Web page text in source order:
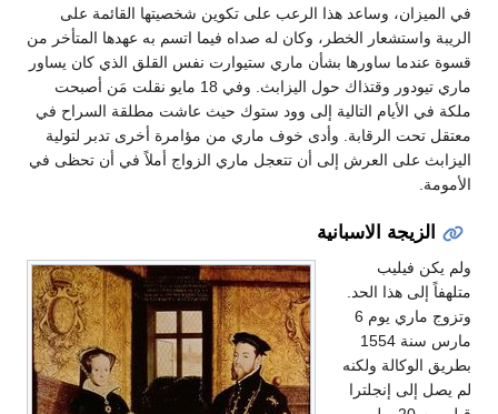
في الميزان، وساعد هذا الرعب على تكوين شخصيتها القائمة على
الريبة واستشعار الخطر، وكان له صداه فيما اتسم به عهدها المتأخر من
قسوة عندما ساورها بشأن ماري ستيوارت نفس القلق الذي كان يساور
ماري تيودور وقتذاك حول اليزابث. وفي 18 مايو نقلت مَن أصبحت
ملكة في الأيام التالية إلى وود ستوك حيث عاشت مطلقة السراح في
معتقل تحت الرقابة. وأدى خوف ماري من مؤامرة أخرى تدبر لتولية
اليزابث على العرش إلى أن تتعجل ماري الزواج أملاً في أن تحظى في
الأمومة.
الزيجة الاسبانية
ولم يكن فيليب
متلهفاً إلى هذا الحد.
وتزوج ماري يوم 6
مارس سنة 1554
بطريق الوكالة ولكنه
لم يصل إلى إنجلترا